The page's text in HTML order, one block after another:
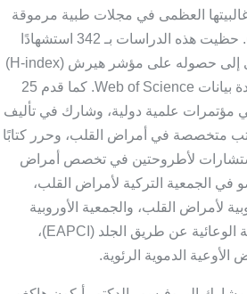
العظمى في مجلات طبية مرموقة
عالميًا (SCI-E). حظيت هذه الدراسات بـ 342 استشهادًا
عالميًا، مما أدى إلى حصوله على مؤشر هيرش (H-index)
رقم 9 في قاعدة بيانات Web of Science. كما قدم 25
مؤتمرات علمية دولية، وشارك في تأليف
متخصصة في أمراض القلب، وحرر كتابًا
لأطروحتين في تخصص أمراض
في الجمعية التركية لأمراض القلب،
لأمراض القلب، والجمعية الأوروبية
للتدخلات القلبية الوعائية عن طريق الجلد (EAPCI)،
الدموية الرئوية.